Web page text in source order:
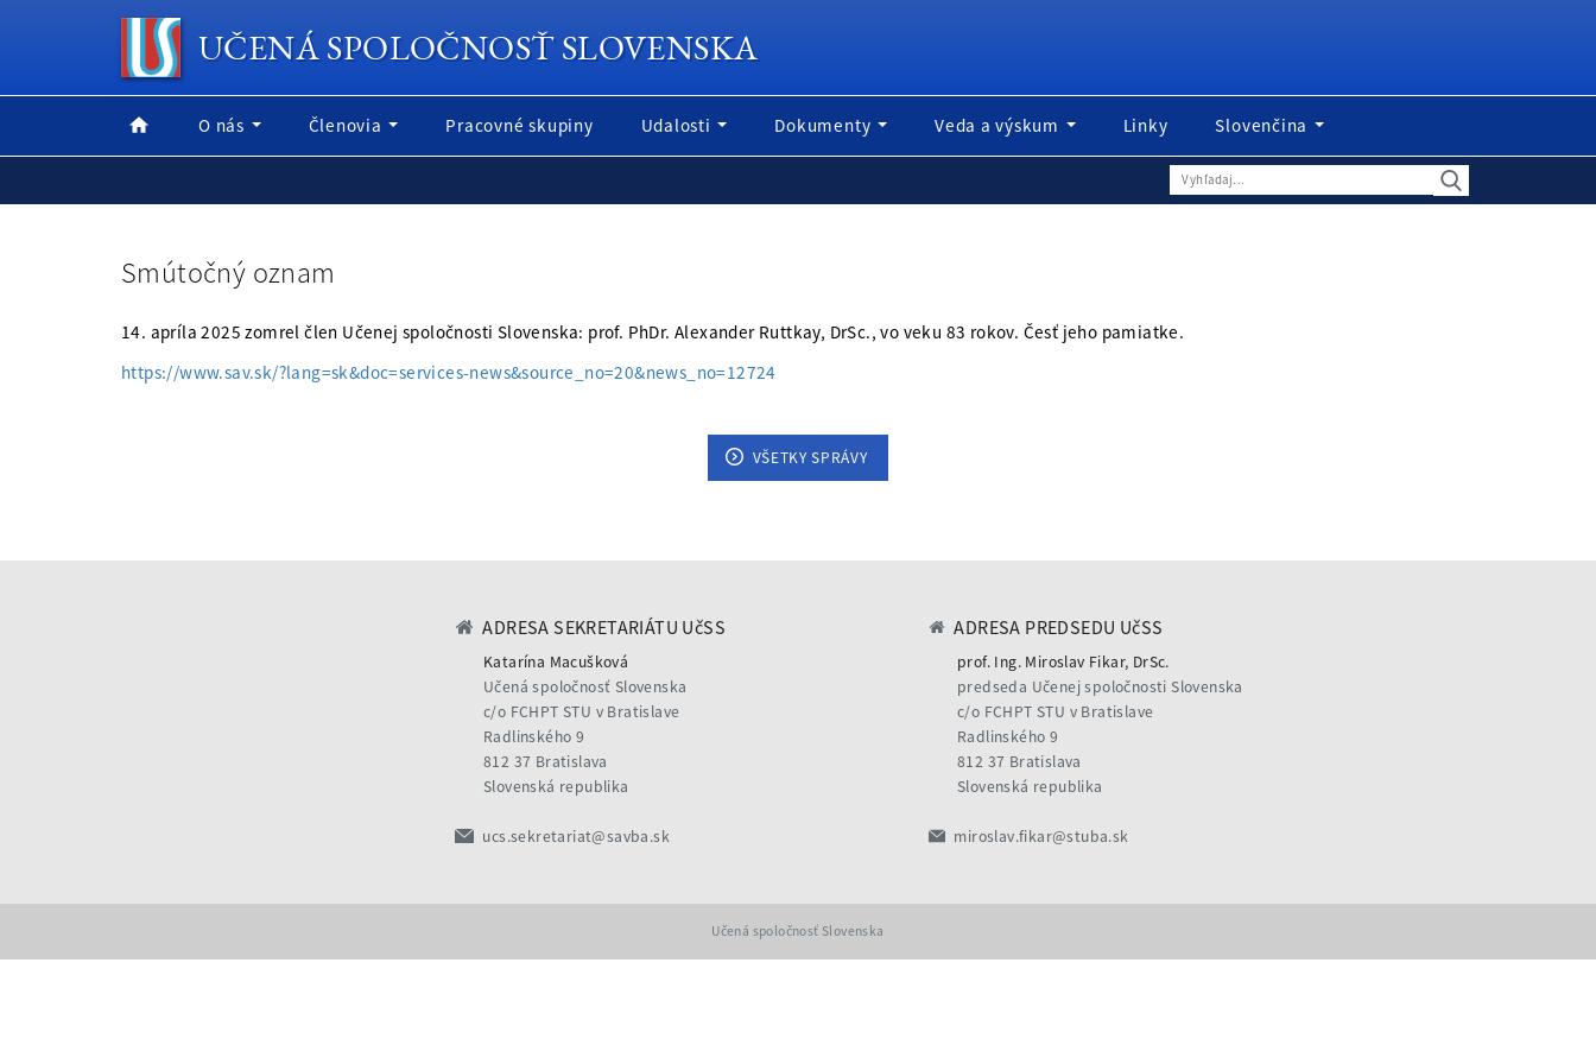
UČENÁ SPOLOČNOSŤ SLOVENSKA
O nás Členovia Pracovné skupiny Udalosti Dokumenty Veda a výskum Linky Slovenčina
Smútočný oznam
14. apríla 2025 zomrel člen Učenej spoločnosti Slovenska: prof. PhDr. Alexander Ruttkay, DrSc., vo veku 83 rokov. Česť jeho pamiatke.
https://www.sav.sk/?lang=sk&doc=services-news&source_no=20&news_no=12724
VŠETKY SPRÁVY
ADRESA SEKRETARIÁTU UčSS
Katarína Macušková
Učená spoločnosť Slovenska
c/o FCHPT STU v Bratislave
Radlinského 9
812 37 Bratislava
Slovenská republika
ucs.sekretariat@savba.sk
ADRESA PREDSEDU UčSS
prof. Ing. Miroslav Fikar, DrSc.
predseda Učenej spoločnosti Slovenska
c/o FCHPT STU v Bratislave
Radlinského 9
812 37 Bratislava
Slovenská republika
miroslav.fikar@stuba.sk
Učená spoločnosť Slovenska